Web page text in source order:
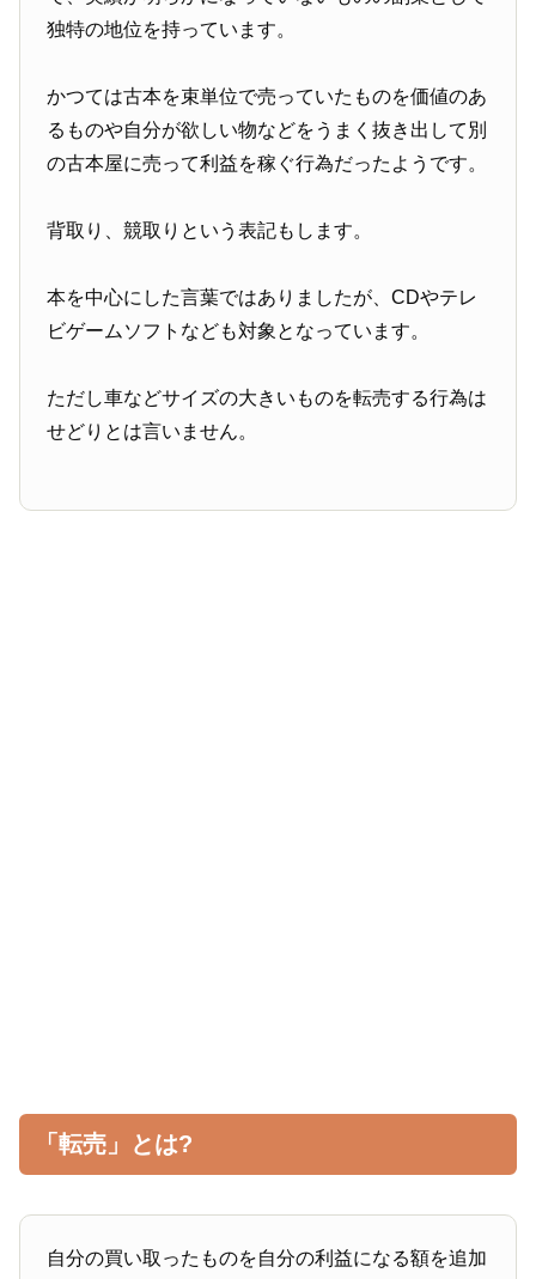
独特の地位を持っています。
かつては古本を束単位で売っていたものを価値のあ
るものや自分が欲しい物などをうまく抜き出して別
の古本屋に売って利益を稼ぐ行為だったようです。
背取り、競取りという表記もします。
本を中心にした言葉ではありましたが、CDやテレ
ビゲームソフトなども対象となっています。
ただし車などサイズの大きいものを転売する行為は
せどりとは言いません。
「転売」とは?
自分の買い取ったものを自分の利益になる額を追加